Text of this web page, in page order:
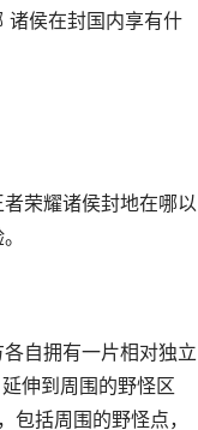
诸侯在封国内享有什
荣耀诸侯封地在哪以
自拥有一片相对独立
伸到周围的野怪区
括周围的野怪点，